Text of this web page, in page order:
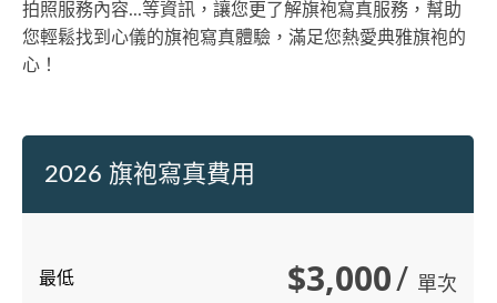
拍照服務內容...等資訊，讓您更了解旗袍寫真服務，幫助
您輕鬆找到心儀的旗袍寫真體驗，滿足您熱愛典雅旗袍的
心！
2026 旗袍寫真費用
最低 $3,000/ 單次